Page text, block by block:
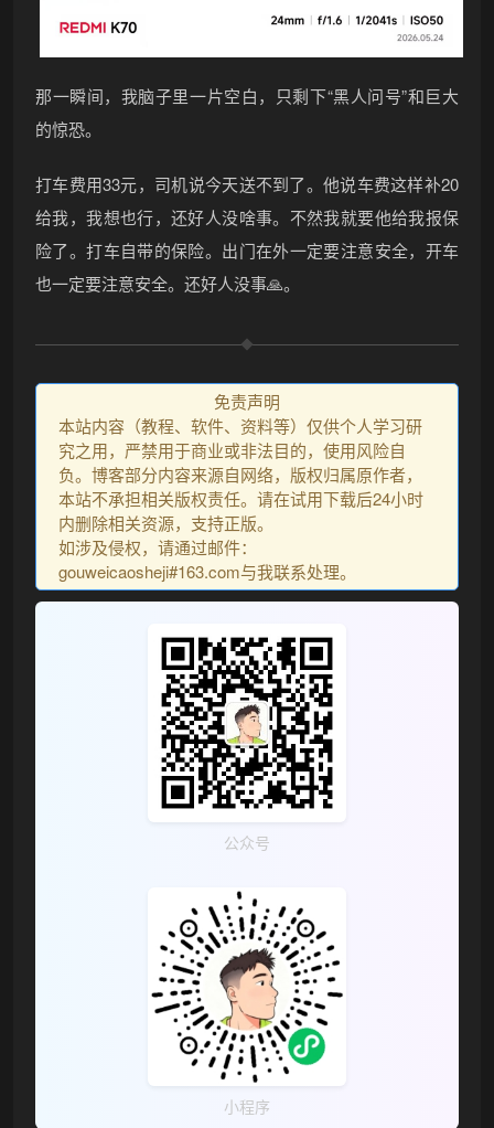
那一瞬间，我脑子里一片空白，只剩下“黑人问号”和巨大
的惊恐。
打车费用33元，司机说今天送不到了。他说车费这样补20
给我，我想也行，还好人没啥事。不然我就要他给我报保
险了。打车自带的保险。出门在外一定要注意安全，开车
也一定要注意安全。还好人没事🙏。
免责声明
本站内容（教程、软件、资料等）仅供个人学习研
究之用，严禁用于商业或非法目的，使用风险自
负。博客部分内容来源自网络，版权归属原作者，
本站不承担相关版权责任。请在试用下载后24小时
内删除相关资源，支持正版。
如涉及侵权，请通过邮件：
gouweicaosheji#163.com与我联系处理。
公众号
小程序